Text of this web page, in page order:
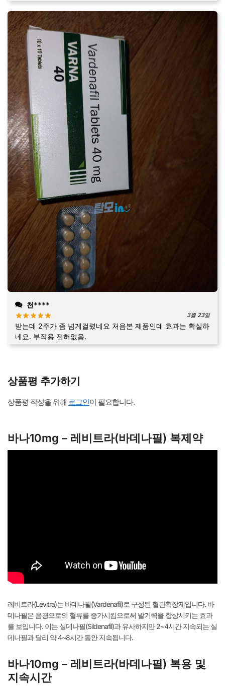
천****
3월 23일
받는데 2주가 좀 넘게걸렸네요 처음본 제품인데 효과는 확실하
네요. 부작용 전혀없음.
상품평 추가하기
상품평 작성을 위해 로그인이 필요합니다.
바나10mg – 레비트라(바데나필) 복제약
레비트라(Levitra)는 바데나필(Vardenafil)로 구성된 혈관확장제입니다. 바
데나필은 음경으로의 혈류를 증가시킴으로써 발기력을 항상시키는 효과
를 보입니다. 이는 실데나필(Sildenafil)과 유사하지만 2~4시간 지속되는 실
데나필과 달리 약 4~8시간 동안 지속됩니다.
바나10mg – 레비트라(바데나필) 복용 및
지속시간